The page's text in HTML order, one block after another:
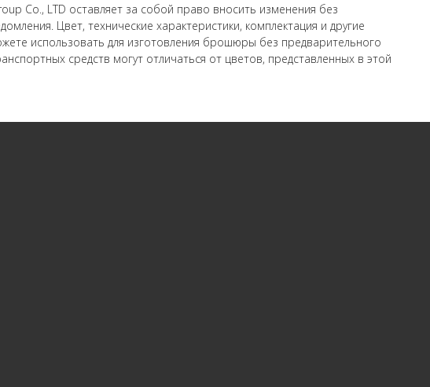
Co., LTD оставляет за собой право вносить изменения без
Цвет, технические характеристики, комплектация и другие
использовать для изготовления брошюры без предварительного
средств могут отличаться от цветов, представленных в этой